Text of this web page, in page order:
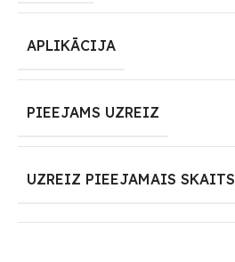
APLIKĀCIJA
PIEEJAMS UZREIZ
UZREIZ PIEEJAMAIS SKAITS